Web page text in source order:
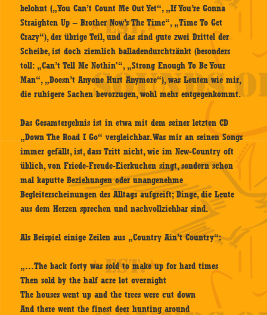
belohnt („You Can’t Count Me Out Yet“, „If You’re Gonna
Straighten Up – Brother Now’s The Time“, „Time To Get
Crazy“), der übrige Teil, und das sind gute zwei Drittel der
Scheibe, ist doch ziemlich balladendurchtränkt (besonders
toll: „Can’t Tell Me Nothin'“, „Strong Enough To Be Your
Man“, „Doesn’t Anyone Hurt Anymore“), was Leuten wie mir,
die ruhigere Sachen bevorzugen, wohl mehr entgegenkommt.
Das Gesamtergebnis ist in etwa mit dem seiner letzten CD
„Down The Road I Go“ vergleichbar. Was mir an seinen Songs
immer gefällt, ist, dass Tritt nicht, wie im New-Country oft
üblich, von Friede-Freude-Eierkuchen singt, sondern schon
mal kaputte Beziehungen oder unangenehme
Begleiterscheinungen des Alltags aufgreift; Dinge, die Leute
aus dem Herzen sprechen und nachvollziehbar sind.
Als Beispiel einige Zeilen aus „Country Ain’t Country“:
„…The back forty was sold to make up for hard times
Then sold by the half acre lot overnight
The houses went up and the trees were cut down
And there went the finest deer hunting around